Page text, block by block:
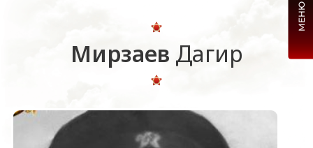
Мирзаев Дагир
МЕНЮ